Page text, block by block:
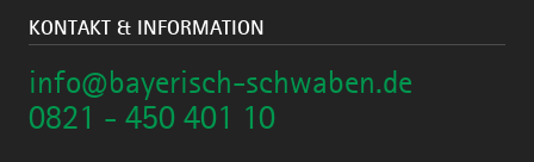
KONTAKT & INFORMATION
info@bayerisch-schwaben.de
0821 - 450 401 10